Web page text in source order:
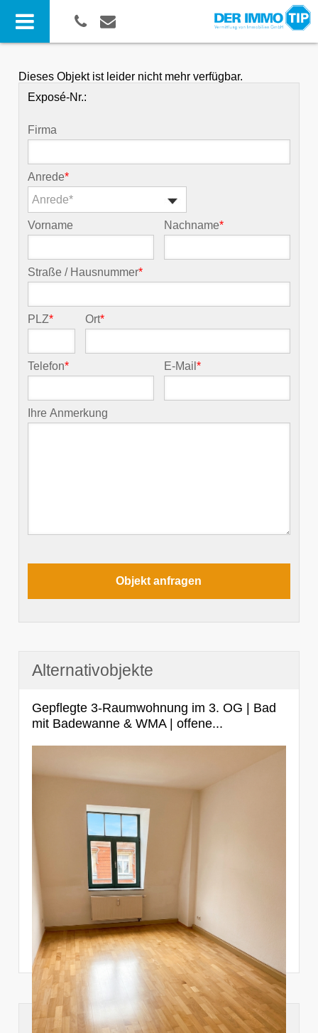
Dieses Objekt ist leider nicht mehr verfügbar.
Exposé-Nr.:
Firma
Anrede*
Anrede*
Vorname Nachname*
Straße / Hausnummer*
PLZ* Ort*
Telefon* E-Mail*
Ihre Anmerkung
Alternativobjekte
Gepflegte 3-Raumwohnung im 3. OG | Bad
mit Badewanne & WMA | offene...
Suchhistorie